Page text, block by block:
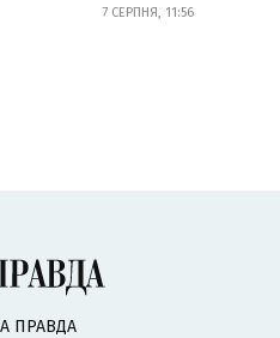
7 СЕРПНЯ, 11:56
ПРАВДА